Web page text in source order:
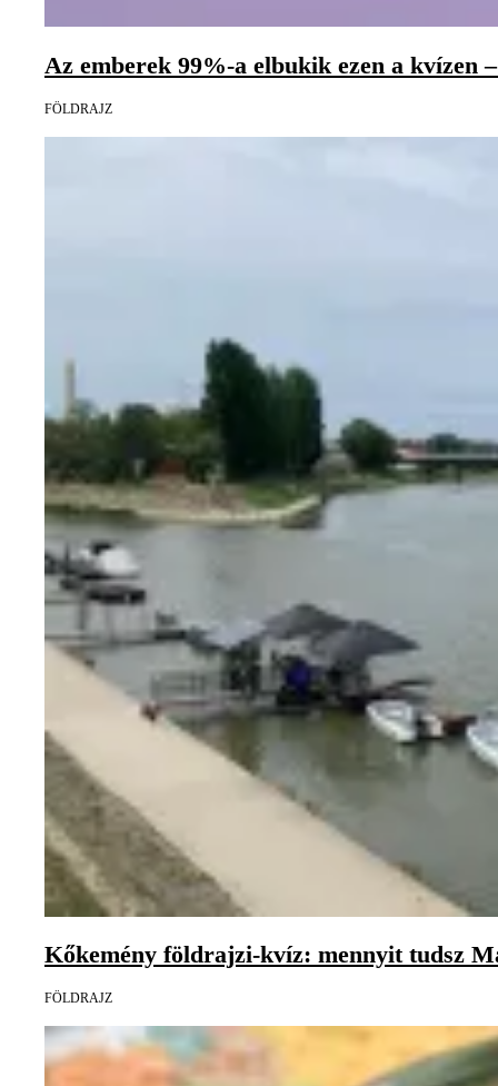
Az emberek 99%-a elbukik ezen a kvízen
FÖLDRAJZ
Kőkemény földrajzi-kvíz: mennyit tudsz
FÖLDRAJZ